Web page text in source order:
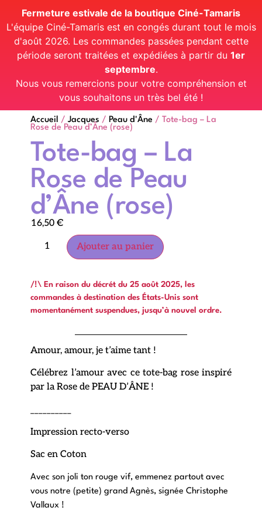
Fermeture estivale de la boutique Ciné-Tamaris
L'équipe Ciné-Tamaris est en congés durant tout le mois
d'août 2026. Les commandes passées pendant cette
période seront traitées et expédiées à partir du 1er
septembre.
Nous vous remercions pour votre compréhension et
vous souhaitons un très bel été !
Accueil / Jacques / Peau d'Âne / Tote-bag – La
Rose de Peau d’Âne (rose)
Tote-bag – La
Rose de Peau
d’Âne (rose)
16,50 €
Ajouter au panier
/!\ En raison du décrét du 25 août 2025, les
commandes à destination des États-Unis sont
momentanément suspendues, jusqu’à nouvel ordre.
Amour, amour, je t’aime tant !
Célébrez l’amour avec ce tote-bag rose inspiré
par la Rose de PEAU D’ÂNE !
Impression recto-verso
Sac en Coton
Avec son joli ton rouge vif, emmenez partout avec
vous notre (petite) grand Agnès, signée Christophe
Vallaux !